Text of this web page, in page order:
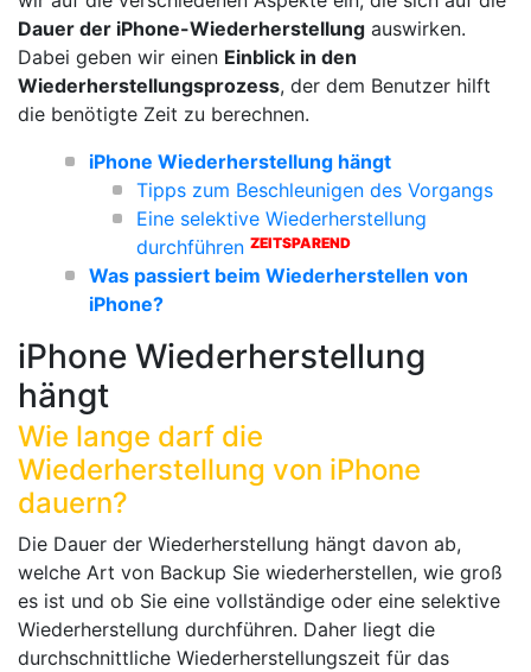
Dauer der iPhone-Wiederherstellung auswirken.
Dabei geben wir einen Einblick in den
Wiederherstellungsprozess, der dem Benutzer hilft
die benötigte Zeit zu berechnen.
iPhone Wiederherstellung hängt
Tipps zum Beschleunigen des Vorgangs
Eine selektive Wiederherstellung
durchführen ZEITSPAREND
Was passiert beim Wiederherstellen von
iPhone?
iPhone Wiederherstellung
hängt
Wie lange darf die
Wiederherstellung von iPhone
dauern?
Die Dauer der Wiederherstellung hängt davon ab,
welche Art von Backup Sie wiederherstellen, wie groß
es ist und ob Sie eine vollständige oder eine selektive
Wiederherstellung durchführen. Daher liegt die
durchschnittliche Wiederherstellungszeit für das